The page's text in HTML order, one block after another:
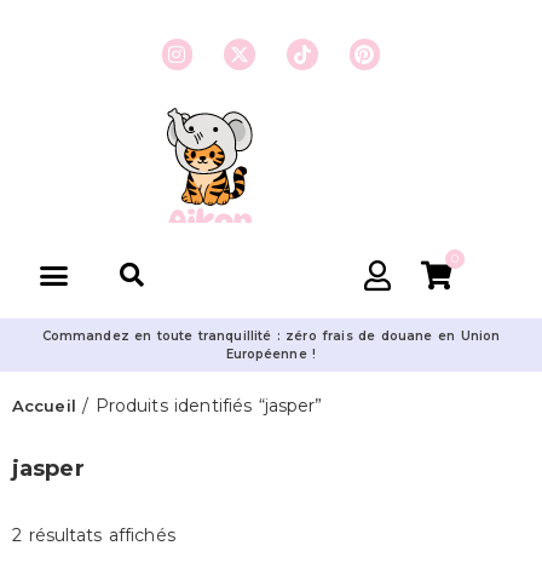
0
Commandez en toute tranquillité : zéro frais de douane en Union
Européenne !
Accueil / Produits identifiés “jasper”
jasper
2 résultats affichés